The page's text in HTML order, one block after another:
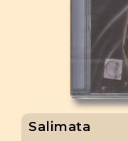
Salimata